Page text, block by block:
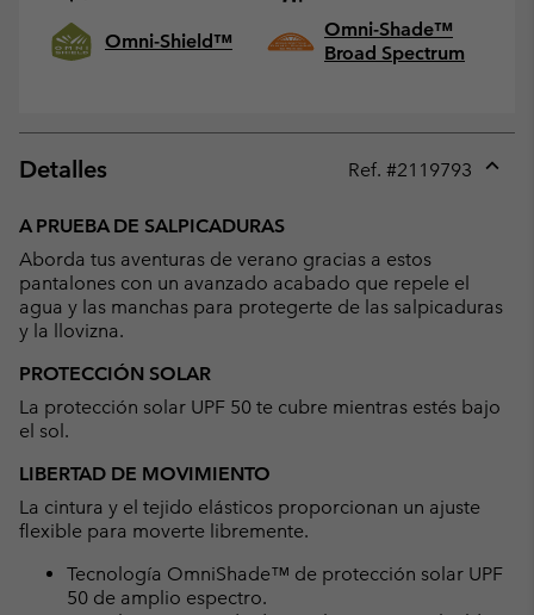
Omni-Shield™
Omni-Shade™
Broad Spectrum
Detalles Ref. #2119793
A PRUEBA DE SALPICADURAS
Aborda tus aventuras de verano gracias a estos
pantalones con un avanzado acabado que repele el
agua y las manchas para protegerte de las salpicaduras
y la llovizna.
PROTECCIÓN SOLAR
La protección solar UPF 50 te cubre mientras estés bajo
el sol.
LIBERTAD DE MOVIMIENTO
La cintura y el tejido elásticos proporcionan un ajuste
flexible para moverte libremente.
Tecnología OmniShade™ de protección solar UPF
50 de amplio espectro.